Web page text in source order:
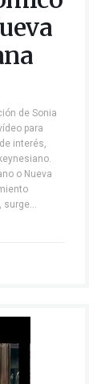
de Sonia
para
interés,
o Nueva
surge…